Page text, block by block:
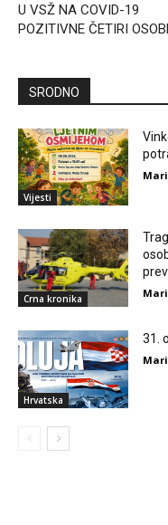
U VSŽ NA COVID-19
POZITIVNE ČETIRI
SRODNO
Vijesti
Crna kronika
Hrvatska
31.